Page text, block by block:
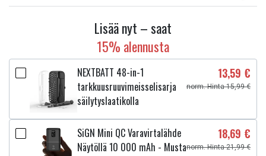
Lisää nyt – saat
15% alennusta
NEXTBATT 48-in-1
tarkkuusruuvimeisselisarja
säilytyslaatikolla
13,59 €
norm. Hinta 15,99 €
SiGN Mini QC Varavirtalähde
Näytöllä 10 000 mAh - Musta
18,69 €
norm. Hinta 21,99 €